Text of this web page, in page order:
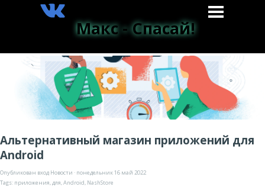
Макс - Спасай!
Альтернативный магазин приложений для
Android
Опубликован вход Новости · понедельник 16 май 2022
Tags: приложения для Android NashStore